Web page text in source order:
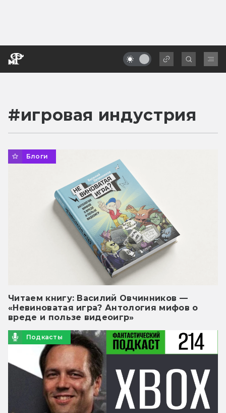
#игровая индустрия
Блоги
Читаем книгу: Василий Овчинников —
«Невиноватая игра? Антология мифов о
вреде и пользе видеоигр»
Подкасты